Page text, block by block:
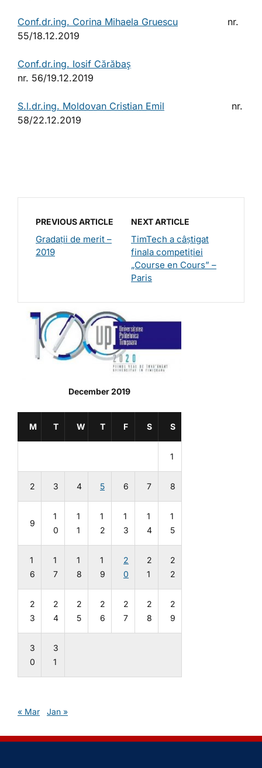
Conf.dr.ing. Corina Mihaela Gruescu nr.
55/18.12.2019
Conf.dr.ing. Iosif Cărăbaş
nr. 56/19.12.2019
S.l.dr.ing. Moldovan Cristian Emil nr.
58/22.12.2019
PREVIOUS ARTICLE
Gradații de merit –
2019
NEXT ARTICLE
TimTech a câștigat
finala competiției
„Course en Cours” –
Paris
December 2019
M T W T F S S
1
2 3 4 5 6 7 8
9
1
0
1
1
1
2
1
3
1
4
1
5
1
6
1
7
1
8
1
9
2
0
2
1
2
2
2
3
2
4
2
5
2
6
2
7
2
8
2
9
3
0
3
1
« Mar Jan »